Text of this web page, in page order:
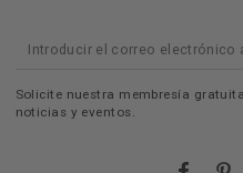
Introducir
correo
Solicite nuestra membresía
noticias y eventos.